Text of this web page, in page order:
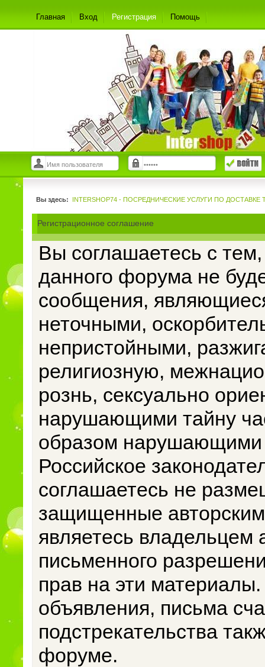
Главная Вход Регистрация Помощь
Вы здесь: INTERSHOP74 - ПОСРЕДНИЧЕСКИЕ УСЛУГИ ПО
Регистрационное соглашение
Вы соглашаетесь с
данного форума не
сообщения,
неточными,
непристойными,
религиозную,
рознь, сексуально
нарушающими тайну
образом
Российское
соглашаетесь не
защищенные
являетесь владельцем
письменного
прав на эти
объявления, письма
подстрекательства
форуме.